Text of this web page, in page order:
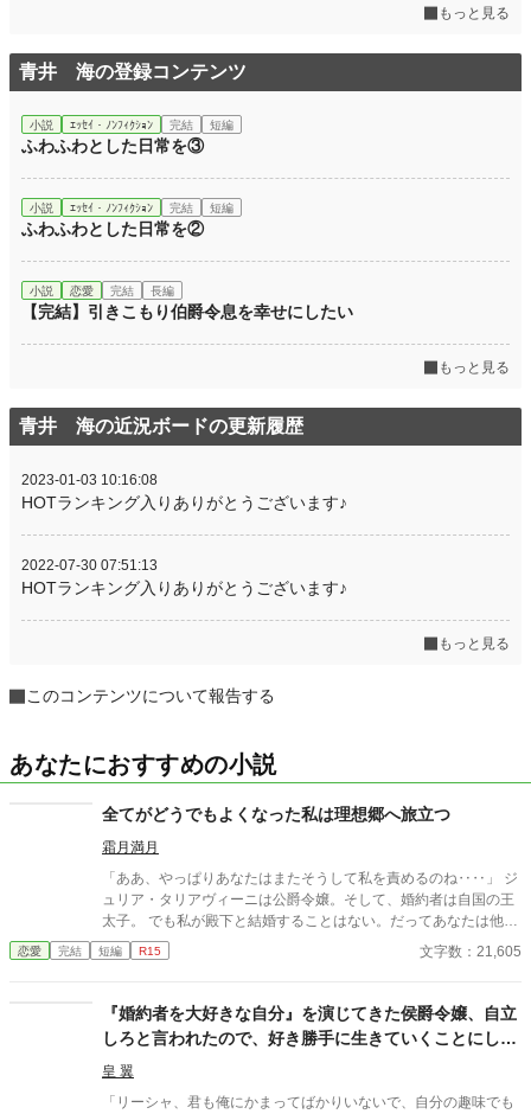
もっと見る
青井 海の登録コンテンツ
小説 ｴｯｾｲ・ﾉﾝﾌｨｸｼｮﾝ 完結 短編
ふわふわとした日常を③
小説 ｴｯｾｲ・ﾉﾝﾌｨｸｼｮﾝ 完結 短編
ふわふわとした日常を②
小説 恋愛 完結 長編
【完結】引きこもり伯爵令息を幸せにしたい
もっと見る
青井 海の近況ボードの更新履歴
2023-01-03 10:16:08
HOTランキング入りありがとうございます♪
2022-07-30 07:51:13
HOTランキング入りありがとうございます♪
もっと見る
このコンテンツについて報告する
あなたにおすすめの小説
全てがどうでもよくなった私は理想郷へ旅立つ
霜月満月
「ああ、やっぱりあなたはまたそうして私を責めるのね‥‥」 ジ
ュリア・タリアヴィーニは公爵令嬢。そして、婚約者は自国の王
太子。 でも私が殿下と結婚することはない。だってあなたは他の
人を選んだのだもの。『前』と変わらず━━ これはとある能力を
持つ一族に産まれた令嬢と自身に掛けられた封印に縛られる王太
ジュリアの婚約披露の時のイメージです。
恋愛 完結 短編 R15 文字数：21,605
『婚約者を大好きな自分』を演じてきた侯爵令嬢、自立
しろと言われたので、好き勝手に生きていくことにしま
した
皇 翼
「リーシャ、君も俺にかまってばかりいないで、自分の趣味でも